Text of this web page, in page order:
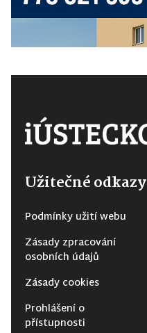
Užitečné odkazy
Podmínky užití webu
Zásady zpracování
osobních údajů
Zásady cookies
Prohlášení o
přístupnosti